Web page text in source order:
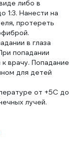
либо в
1:3. Нанести на
протереть
в глаза
попадании
врачу. Попадание
для детей
от +5С до
лучей.